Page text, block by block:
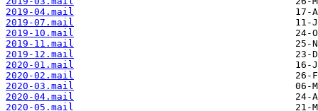
2019-04.mail
2019-07.mail
2019-10.mail
2019-11.mail
2019-12.mail
2020-01.mail
2020-02.mail
2020-03.mail
2020-04.mail
2020-05.mail